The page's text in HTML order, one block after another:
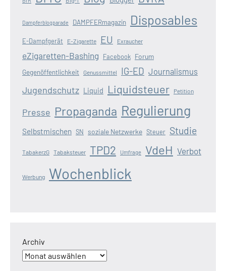
Dampferblogparade DAMPFERmagazin Disposables
E-Dampfgerät E-Zigarette EU Exraucher
eZigaretten-Bashing Facebook Forum
Gegenöffentlichkeit Genussmittel IG-ED Journalismus
Jugendschutz Liquid Liquidsteuer Petition
Presse Propaganda Regulierung
Selbstmischen SN soziale Netzwerke Steuer Studie
TabakerzG Tabaksteuer TPD2 Umfrage VdeH Verbot
Werbung Wochenblick
Archiv